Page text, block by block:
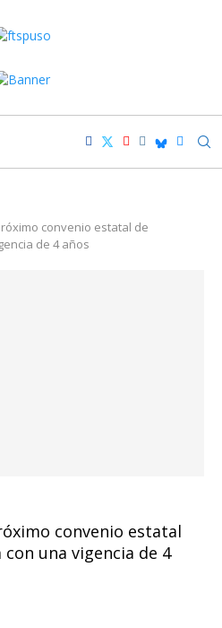
convenio estatal de
de 4 años
convenio estatal
una vigencia de 4